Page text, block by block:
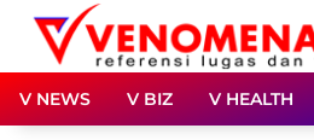
Langsung
konten
V NEWS V BIZ V HEALTH